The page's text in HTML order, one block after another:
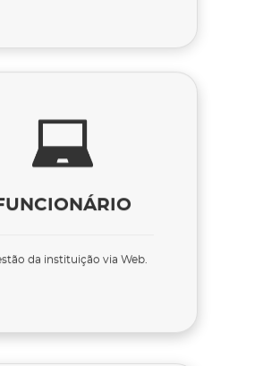
da instituição via Web.